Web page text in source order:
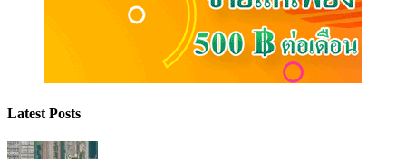
Latest Posts